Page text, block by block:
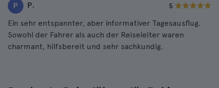
P P. 5
Ein sehr entspannter, aber informativer Tagesausflug.
Sowohl der Fahrer als auch der Reiseleiter waren
charmant, hilfsbereit und sehr sachkundig.